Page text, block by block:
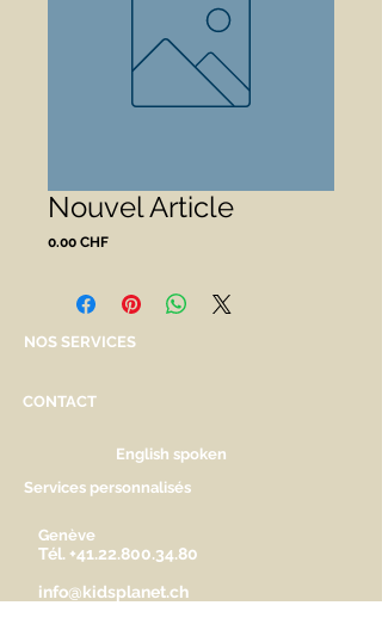
Nouvel Article
0.00 CHFPrix
NOS SERVICES
CONTACT
English spoken
Services personnalisés
Genève
Tél. +41.22.800.34.80
info@kidsplanet.ch